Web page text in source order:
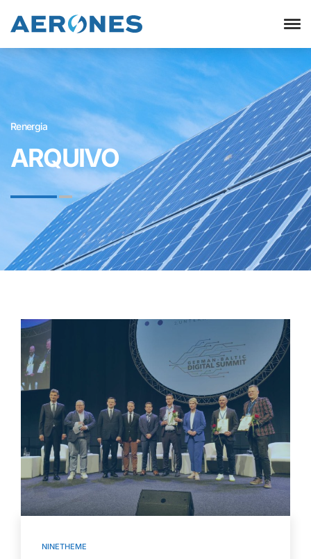
Renergia
ARQUIVO
NINETHEME